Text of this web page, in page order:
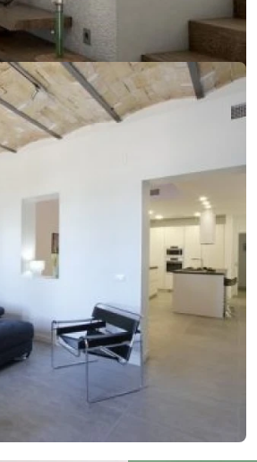
ktorý sa zameriava na detail
sa zameriava na detail
bývanie? Vyskúšajte
interiéru
Vyskúšajte elegantné členenie